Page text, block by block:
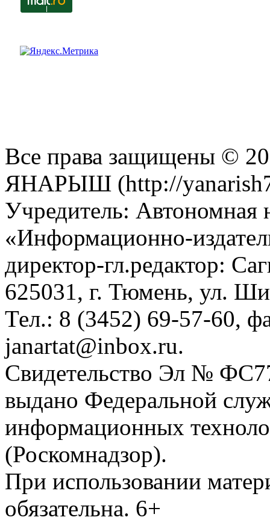
Все права защищены ©
ЯНАРЫШ (http://
Учредитель: Автономная
«Информационно-
директор-гл.редактор:
625031, г. Тюмень, ул.
Тел.: 8 (3452) 69-57-60,
janartat@inbox.ru.
Свидетельство Эл №
выдано Федеральной
информационных
(Роскомнадзор).
При использовании
обязательна. 6+